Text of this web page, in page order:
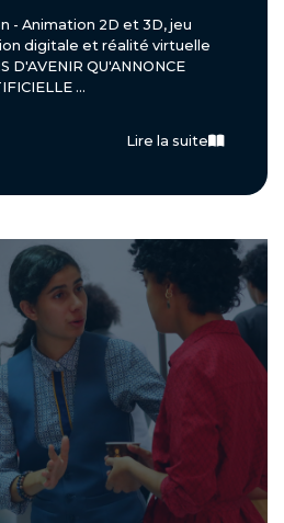
- Animation 2D et 3D, jeu
digitale et réalité virtuelle
D'AVENIR QU'ANNONCE
...
Lire la suite